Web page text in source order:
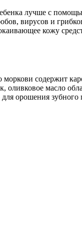
лучше с
вирусов и
кожу
содержит
масло
орошения зубного